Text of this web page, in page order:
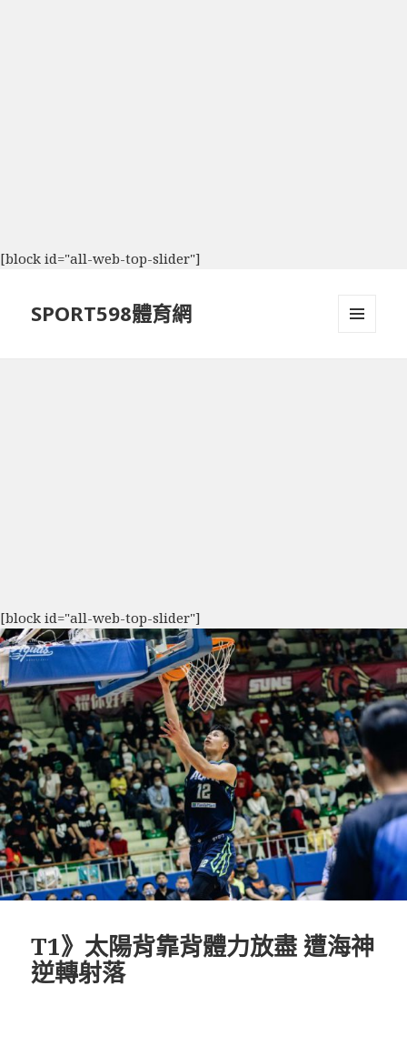
[block id="all-web-top-slider"]
SPORT598體育網
[block id="all-web-top-slider"]
T1》太陽背靠背體力放盡 遭海神
逆轉射落